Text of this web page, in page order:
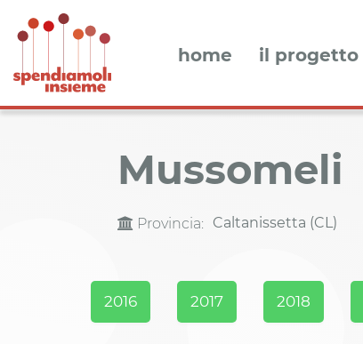
home il progetto
Mussomeli
Provincia: Caltanissetta (CL)
2016 2017 2018